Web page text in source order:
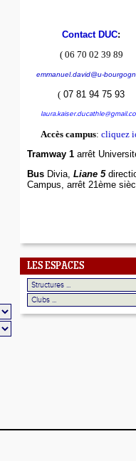
Contact DUC:
(06 70 02 39 89
emmanuel.david@u-
( 07 81 94 75 93
Accès campus: cliquez
Tramway 1 arrêt
Bus Divia, Liane 5
Campus, arrêt 21ème
LES ESPACES